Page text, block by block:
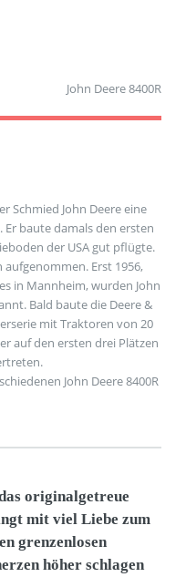
John Deere 8400R
Schmied John Deere eine
Er baute damals den ersten
der USA gut pflügte.
Erst 1956,
in Mannheim, wurden John
Bald baute die Deere &
mit Traktoren von 20
auf den ersten drei Plätzen
John Deere 8400R
originalgetreue
mit viel Liebe zum
grenzenlosen
höher schlagen